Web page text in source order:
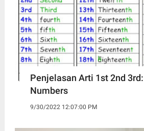
Penjelasan Arti 1st 2nd
Numbers
9/30/2022 12:07:00 PM